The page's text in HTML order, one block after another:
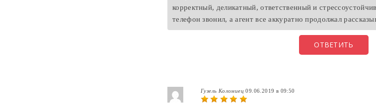
корректный, деликатный, ответственный и
телефон звонил, а агент все аккуратно продолжал
ОТВЕТИТЬ
Гузель Коломиец09.06.2019 в 09:50